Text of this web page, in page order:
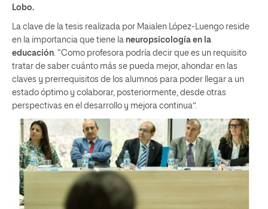
Lobo.
La clave de la tesis realizada por Maialen López-Luengo reside
en la importancia que tiene la neuropsicología en la
educación. “Como profesora podría decir que es un requisito
tratar de saber cuánto más se pueda mejor, ahondar en las
claves y prerrequisitos de los alumnos para poder llegar a un
estado óptimo y colaborar, posteriormente, desde otras
perspectivas en el desarrollo y mejora continua”.